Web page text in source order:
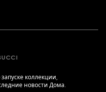
коллекции,
новости Дома.